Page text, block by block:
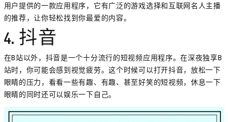
用户提供的一款应用程序，它有广泛的游戏选择和互联网名人主播
的推荐，让你轻松找到你最爱的内容。
4. 抖音
在B站以外，抖音是一个十分流行的短视频应用程序。在深夜独享B
站时，你可能会感到视觉疲劳。这个时候可以打开抖音，放松一下
眼睛的压力，看看一些有趣、有趣、甚至好笑的短视频，休息一下
眼睛的同时还可以娱乐一下自己。